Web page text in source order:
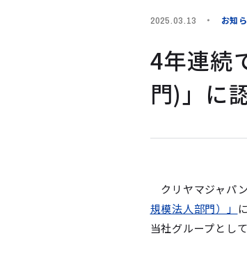
2025.03.13 お知
4年連続
門)」に
クリヤマジャパ
規模法人部門）」
当社グループとし